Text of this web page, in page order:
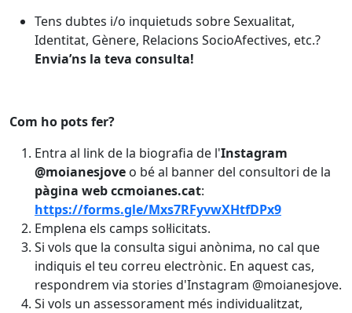
Tens dubtes i/o inquietuds sobre Sexualitat,
Identitat, Gènere, Relacions SocioAfectives, etc.?
Envia’ns la teva consulta!
Com ho pots fer?
Entra al link de la biografia de l'Instagram
@moianesjove o bé al banner del consultori de la
pàgina web ccmoianes.cat:
https://forms.gle/Mxs7RFyvwXHtfDPx9
Emplena els camps sol·licitats.
Si vols que la consulta sigui anònima, no cal que
indiquis el teu correu electrònic. En aquest cas,
respondrem via stories d'Instagram @moianesjove.
Si vols un assessorament més individualitzat,